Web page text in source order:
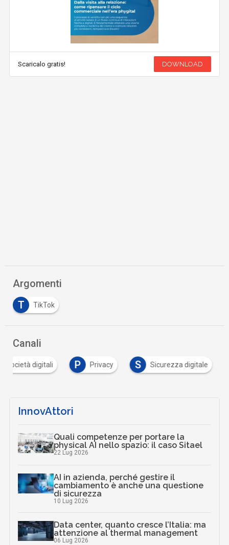
Scaricalo gratis! DOWNLOAD
Argomenti
T
TikTok
Canali
società digitali P Privacy S Sicurezza digitale
InnovAttori
Quali competenze per portare la
physical AI nello spazio: il caso Sitael
22 Lug 2026
AI in azienda, perché gestire il
cambiamento è anche una questione
di sicurezza
10 Lug 2026
Data center, quanto cresce l’Italia: ma
attenzione al thermal management
06 Lug 2026